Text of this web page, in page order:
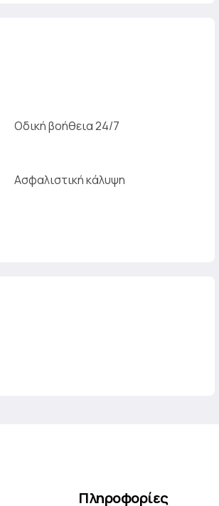
Οδική βοήθεια 24/7
Ασφαλιστική κάλυψη
Πληροφορίες